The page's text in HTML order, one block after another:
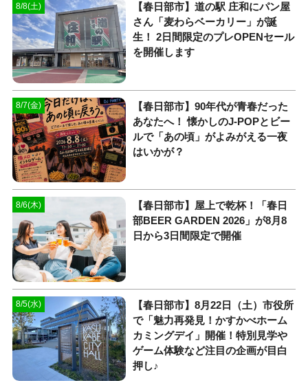
8/8(土)
【春日部市】道の駅 庄和にパン屋
さん「麦わらベーカリー」が誕
生！ 2日間限定のプレOPENセール
を開催します
8/7(金)
【春日部市】90年代が青春だった
あなたへ！ 懐かしのJ-POPとビー
ルで「あの頃」がよみがえる一夜
はいかが？
8/6(木)
【春日部市】屋上で乾杯！「春日
部BEER GARDEN 2026」が8月8
日から3日間限定で開催
8/5(水)
【春日部市】8月22日（土）市役所
で「魅力再発見！かすかべホーム
カミングデイ」開催！特別見学や
ゲーム体験など注目の企画が目白
押し♪